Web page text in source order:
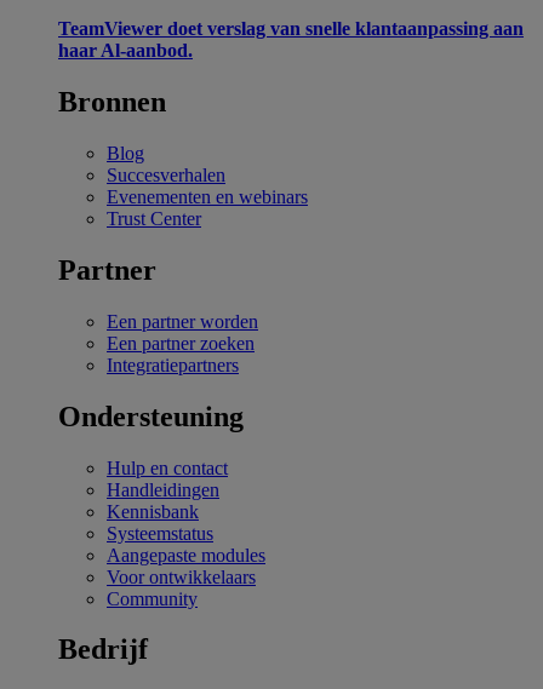
TeamViewer doet verslag van snelle klantaanpassing aan
haar Al-aanbod.
Bronnen
Blog
Succesverhalen
Evenementen en webinars
Trust Center
Partner
Een partner worden
Een partner zoeken
Integratiepartners
Ondersteuning
Hulp en contact
Handleidingen
Kennisbank
Systeemstatus
Aangepaste modules
Voor ontwikkelaars
Community
Bedrijf